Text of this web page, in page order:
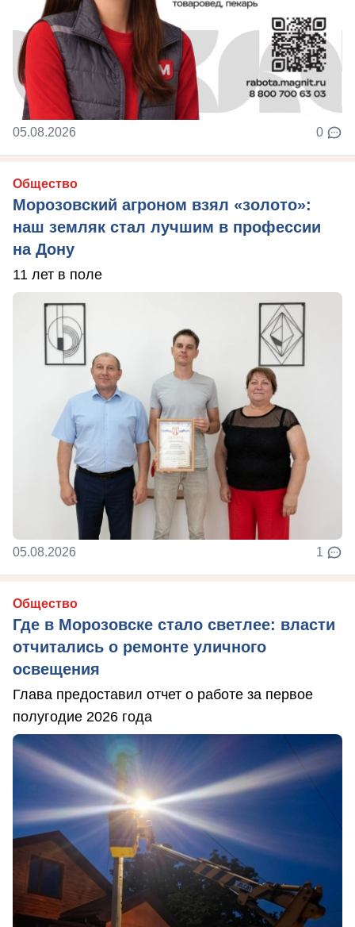
05.08.2026 0
Общество
Морозовский агроном взял «золото»:
наш земляк стал лучшим в профессии
на Дону
11 лет в поле
05.08.2026 1
Общество
Где в Морозовске стало светлее: власти
отчитались о ремонте уличного
освещения
Глава предоставил отчет о работе за первое
полугодие 2026 года